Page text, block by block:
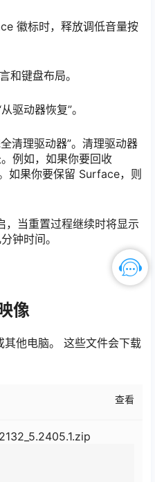
徽标时，释放调低音量按
和键盘布局。
驱动器恢复”。
清理驱动器”。清理驱动器
例如，如果你要回收
如果你要保留 Surface，则
，当重置过程继续时将显示
钟时间。
像
他电脑。 这些文件会下载
查看